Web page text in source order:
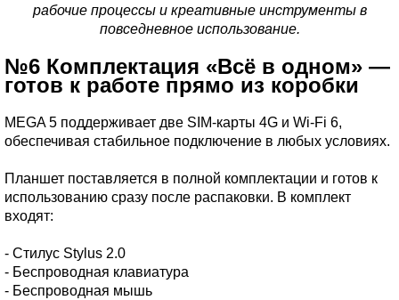
рабочие процессы и креативные инструменты в
повседневное использование.
№6 Комплектация «Всё в одном» —
готов к работе прямо из коробки
MEGA 5 поддерживает две SIM-карты 4G и Wi-Fi 6,
обеспечивая стабильное подключение в любых условиях.
Планшет поставляется в полной комплектации и готов к
использованию сразу после распаковки. В комплект
входят:
- Стилус Stylus 2.0
- Беспроводная клавиатура
- Беспроводная мышь